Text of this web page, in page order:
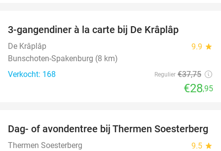
3-gangendiner à la carte bij De Krâplâp
De Krâplâp 9.9 star
Bunschoten-Spakenburg (8 km)
Verkocht: 168
Regulier €37,75
€28,95
29%
Dag- of avondentree bij Thermen Soesterberg
Thermen Soesterberg 9.5 star